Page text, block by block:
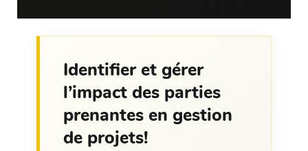
Identifier et gérer
l’impact des parties
prenantes en gestion
de projets!